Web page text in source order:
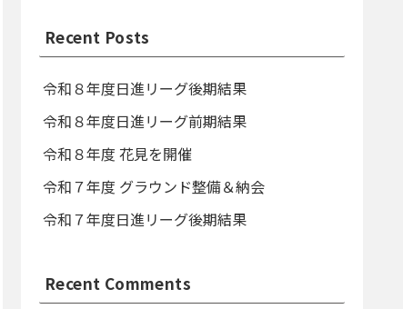
Recent Posts
令和８年度日進リーグ後期結果
令和８年度日進リーグ前期結果
令和８年度 花見を開催
令和７年度 グラウンド整備＆納会
令和７年度日進リーグ後期結果
Recent Comments